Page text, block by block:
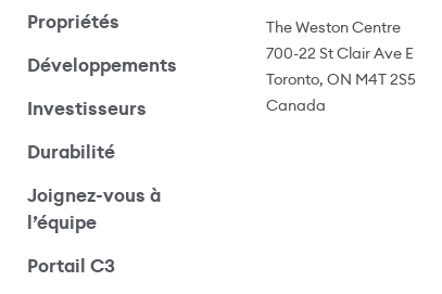
Propriétés
Développements
Investisseurs
Durabilité
Joignez-vous à
l’équipe
Portail C3
The Weston Centre
700-22 St Clair Ave E
Toronto, ON M4T 2S5
Canada